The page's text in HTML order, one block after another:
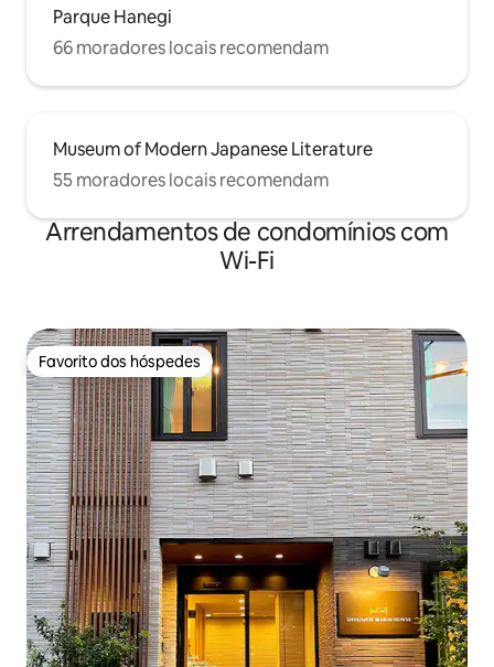
Parque Hanegi
66 moradores locais recomendam
Museum of Modern Japanese Literature
55 moradores locais recomendam
Arrendamentos de condomínios com
Wi-Fi
Favorito dos hóspedes
Favorito dos hóspedes